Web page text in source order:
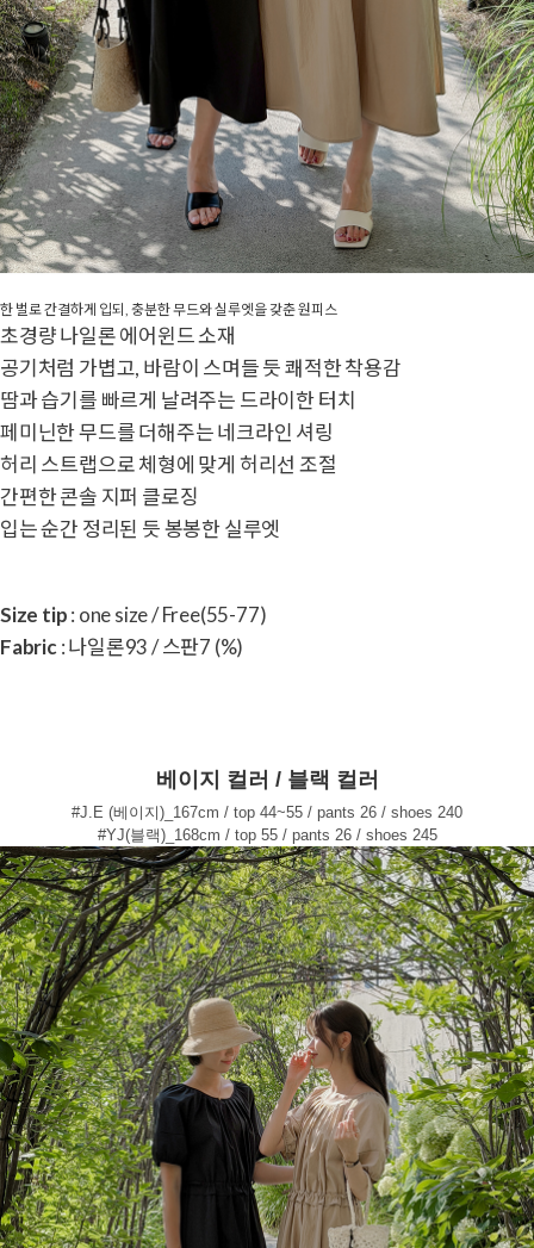
한 벌로 간결하게 입되, 충분한 무드와 실루엣을 갖춘 원피스
초경량 나일론 에어윈드 소재
공기처럼 가볍고, 바람이 스며들 듯 쾌적한 착용감
땀과 습기를 빠르게 날려주는 드라이한 터치
페미닌한 무드를 더해주는 네크라인 셔링
허리 스트랩으로 체형에 맞게 허리선 조절
간편한 콘솔 지퍼 클로징
입는 순간 정리된 듯 봉봉한 실루엣
Size tip: one size / Free(55-77)
Fabric: 나일론93 / 스판7 (%)
베이지 컬러 / 블랙 컬러
#J.E (베이지)_167cm / top 44~55 / pants 26 / shoes 240
#YJ(블랙)_168cm / top 55 / pants 26 / shoes 245